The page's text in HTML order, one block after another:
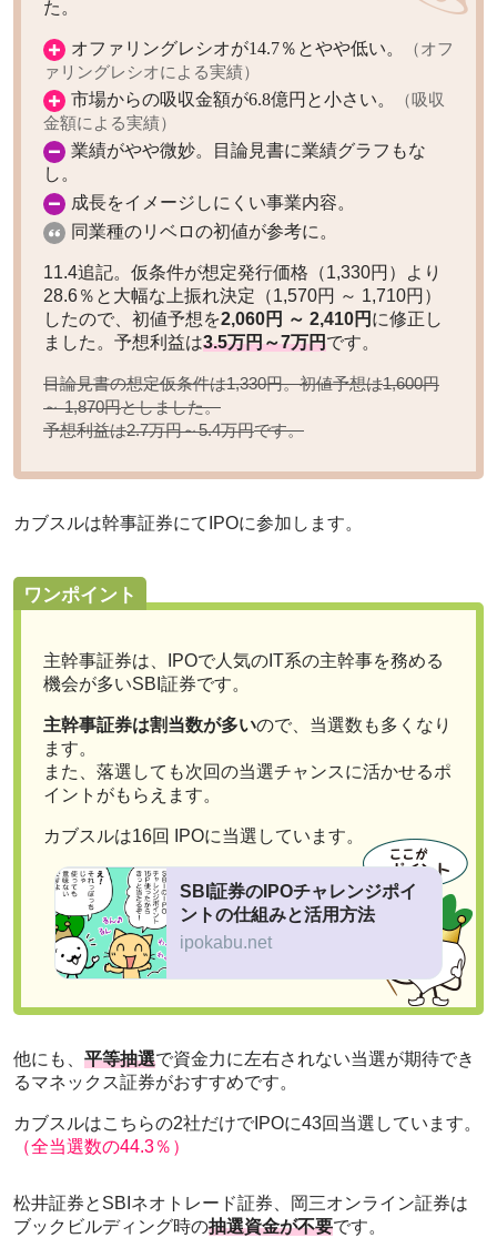
た。
オファリングレシオが14.7％とやや低い。
（オフ
ァリングレシオによる実績）
市場からの吸収金額が6.8億円と小さい。
（吸収
金額による実績）
業績がやや微妙。目論見書に業績グラフもな
し。
成長をイメージしにくい事業内容。
同業種のリベロの初値が参考に。
11.4追記。仮条件が想定発行価格（1,330円）より
28.6％と大幅な上振れ決定（1,570円 ～ 1,710円）
したので、初値予想を2,060円 ～ 2,410円 に修正し
ました。予想利益は3.5万円～7万円です。
目論見書の想定仮条件は1,330円。初値予想は1,600円
～ 1,870円としました。
予想利益は2.7万円～5.4万円です。
カブスルは幹事証券にてIPOに参加します。
ワンポイント
主幹事証券は、IPOで人気のIT系の主幹事を務める
機会が多いSBI証券です。
主幹事証券は割当数が多いので、当選数も多くなり
ます。
また、落選しても次回の当選チャンスに活かせるポ
イントがもらえます。
カブスルは16回 IPOに当選しています。
SBI証券のIPOチャレンジポイ
ントの仕組みと活用方法
ipokabu.net
他にも、 平等抽選で資金力に左右されない当選が期待でき
るマネックス証券がおすすめです。
カブスルはこちらの2社だけでIPOに43回当選しています。
（全当選数の44.3％）
松井証券とSBIネオトレード証券、岡三オンライン証券は
ブックビルディング時の抽選資金が不要です。